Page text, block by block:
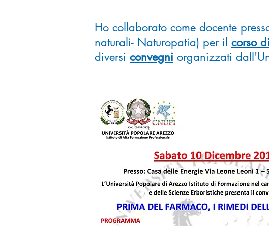
Ho collaborato come docente
naturali- Naturopatia) per il corso
diversi convegni organizzati